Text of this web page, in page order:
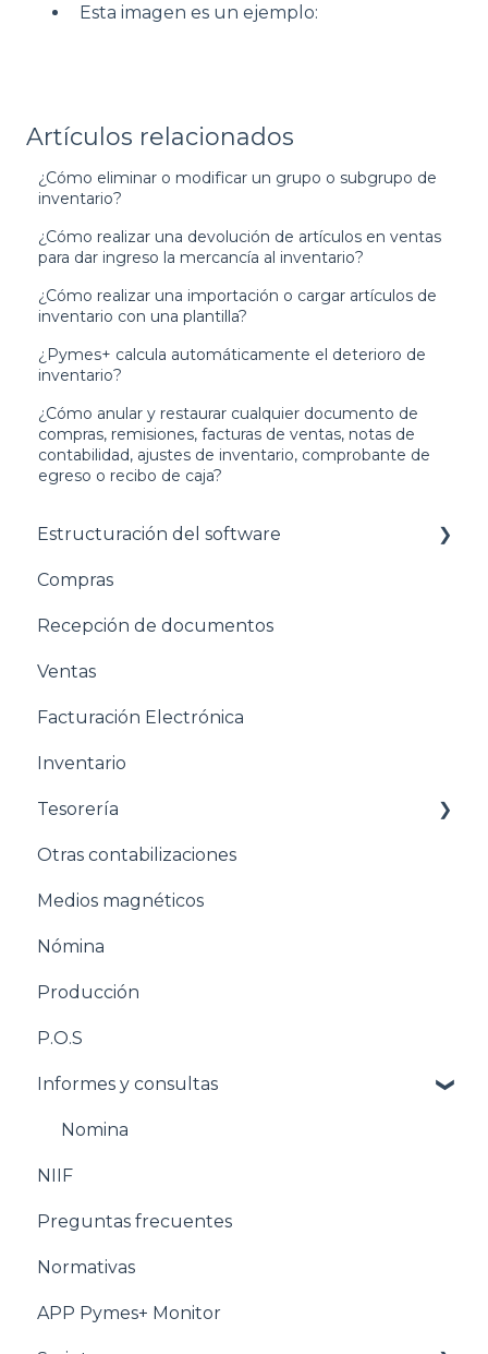
Esta imagen es un ejemplo:
Artículos relacionados
¿Cómo eliminar o modificar un grupo o subgrupo de
inventario?
¿Cómo realizar una devolución de artículos en ventas
para dar ingreso la mercancía al inventario?
¿Cómo realizar una importación o cargar artículos de
inventario con una plantilla?
¿Pymes+ calcula automáticamente el deterioro de
inventario?
¿Cómo anular y restaurar cualquier documento de
compras, remisiones, facturas de ventas, notas de
contabilidad, ajustes de inventario, comprobante de
egreso o recibo de caja?
Estructuración del software
Pasos para configurar tu empresa
Estructuración General
Estructuración Contabilidad
Estructuración Compras
Estructuración Ventas
Estructuración Inventarios
Estructuración Tesorería
Pasos para configurar la Nómina
Estructuración Nómina
Pasos para configurar Producción
Estructuración Producción
Pasos para configurar POS
Estructuración POS
Estructuración Utilitarios
Compras
Recepción de documentos
Ventas
Facturación Electrónica
Inventario
Tesorería
Conciliacion bancaria
Otras contabilizaciones
Medios magnéticos
Nómina
Producción
P.O.S
Informes y consultas
Nomina
NIIF
Preguntas frecuentes
Normativas
APP Pymes+ Monitor